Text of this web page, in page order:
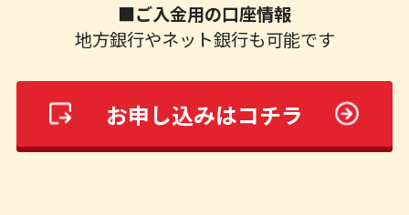
■ご入金用の口座情報
地方銀行やネット銀行も可能です
お申し込みはコチラ